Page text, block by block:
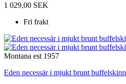
1 029,00 SEK
Fri frakt
Montana est 1957
Eden necessär i mjukt brunt